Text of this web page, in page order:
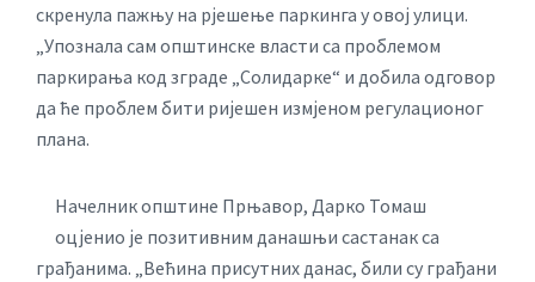
скренула пажњу на рјешење паркинга у овој улици.
„Упознала сам општинске власти са проблемом
паркирања код зграде „Солидарке“ и добила одговор
да ће проблем бити ријешен измјеном регулационог
плана.
Начелник општине Прњавор, Дарко Томаш
оцјенио је позитивним данашњи састанак са
грађанима. „Већина присутних данас, били су грађани